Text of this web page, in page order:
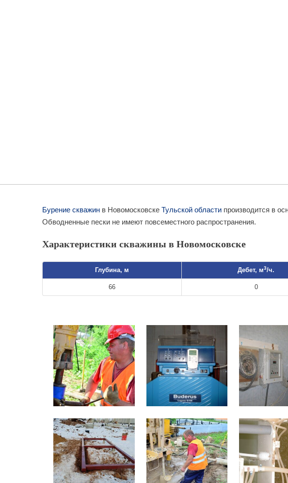
Бурение скважин в Новомосковске Тульской области производится в
Обводненные пески не имеют повсеместного распространения.
Характеристики скважины в Новомосковске
Глубина, м Дебет, м3/ч.
66 0